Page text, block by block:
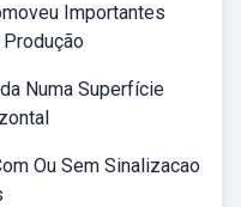
Importantes
Numa Superfície
Ou Sem Sinalizacao